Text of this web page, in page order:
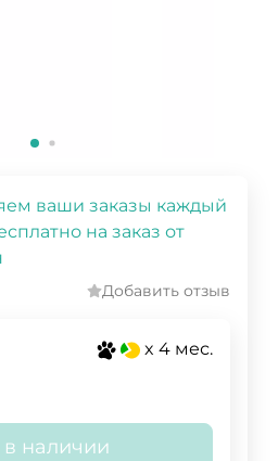
ваши заказы каждый
на заказ от
Добавить отзыв
x 4 мес.
в наличии